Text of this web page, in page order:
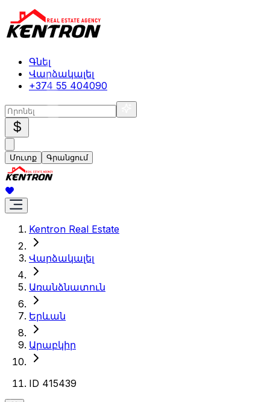
Գնել
Վարձակալել
+374 55 404090
$
Մուտք Գրանցում
Kentron Real Estate
Վարձակալել
Առանձնատուն
Երևան
Արաբկիր
ID 415439